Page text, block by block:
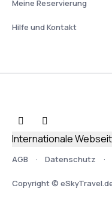
Meine Reservierung
Hilfe und Kontakt
AGB Datenschutz
Copyright ©
Internationale